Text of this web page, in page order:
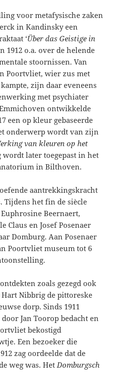
voor metafysische zaken
in Kandinsky een
‘Über das Geistige in
1912 o.a. over de helende
stoornissen. Van
Poortvliet, wier zus met
zijn daar eveneens
met psychiater
ontwikkelde
een op kleur gebaseerde
onderwerp wordt van zijn
van kleuren op het
wordt later toegepast in het
in Bilthoven.
aantrekkingskracht
Tijdens het fin de siècle
Beernaert,
Claus en Josef Posenaer
Domburg. Aan Posenaer
Poortvliet museum tot 6
zoals gezegd ook
Nibbrig de pittoreske
dorp. Sinds 1911
Jan Toorop bedacht en
bekostigd
Een bezoeker die
zag oordeelde dat de
weg was. Het Domburgsch